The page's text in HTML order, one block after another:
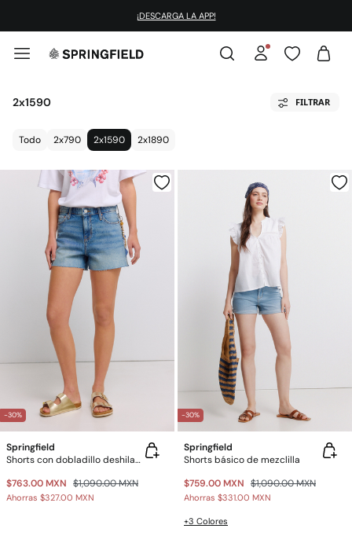
¡DESCARGA LA APP!
2x1590 FILTRAR
Todo 2x790 2x1590 2x1890
-30%
Springfield
Shorts con dobladillo deshilachado
$763.00 MXN $1,090.00 MXN
Ahorras $327.00 MXN
-30%
Springfield
Shorts básico de mezclilla
$759.00 MXN $1,090.00 MXN
Ahorras $331.00 MXN
+3 Colores